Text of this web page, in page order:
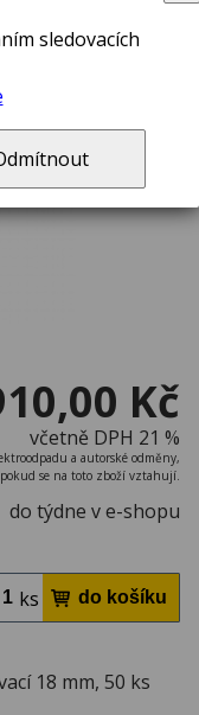
Kč
včetně DPH 21 %
a autorské odměny,
pokud se na toto zboží vztahují.
do týdne v e-shopu
ks
18 mm, 50 ks
sledovacích